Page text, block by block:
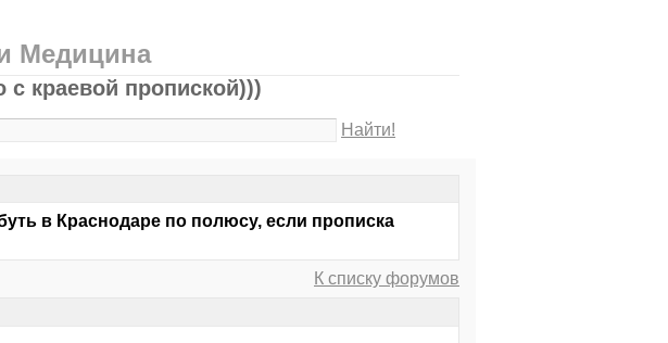
Медицина
с краевой пропиской)))
Найти!
в Краснодаре по полюсу, если прописка
К списку форумов